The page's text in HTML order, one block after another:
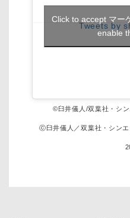
Tweets by
Click to accept マー
enable
©臼井儀人/双葉社・シ
ⓒ臼井儀人／双葉社・シン